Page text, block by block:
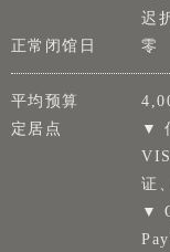
迟
正常闭馆日
零
平均预算
定居点
▼
证
▼